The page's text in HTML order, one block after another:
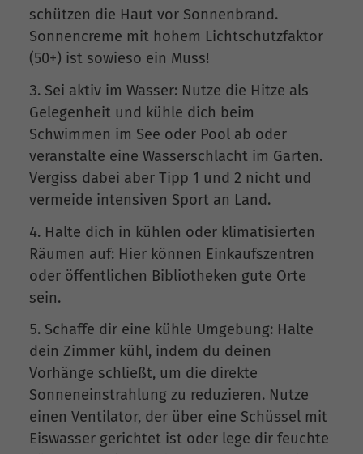
schützen die Haut vor Sonnenbrand.
Sonnencreme mit hohem Lichtschutzfaktor
(50+) ist sowieso ein Muss!
Sei aktiv im Wasser: Nutze die Hitze als
Gelegenheit und kühle dich beim
Schwimmen im See oder Pool ab oder
veranstalte eine Wasserschlacht im Garten.
Vergiss dabei aber Tipp 1 und 2 nicht und
vermeide intensiven Sport an Land.
Halte dich in kühlen oder klimatisierten
Räumen auf: Hier können Einkaufszentren
oder öffentlichen Bibliotheken gute Orte
sein.
Schaffe dir eine kühle Umgebung: Halte
dein Zimmer kühl, indem du deinen
Vorhänge schließt, um die direkte
Sonneneinstrahlung zu reduzieren. Nutze
einen Ventilator, der über eine Schüssel mit
Eiswasser gerichtet ist oder lege dir feuchte